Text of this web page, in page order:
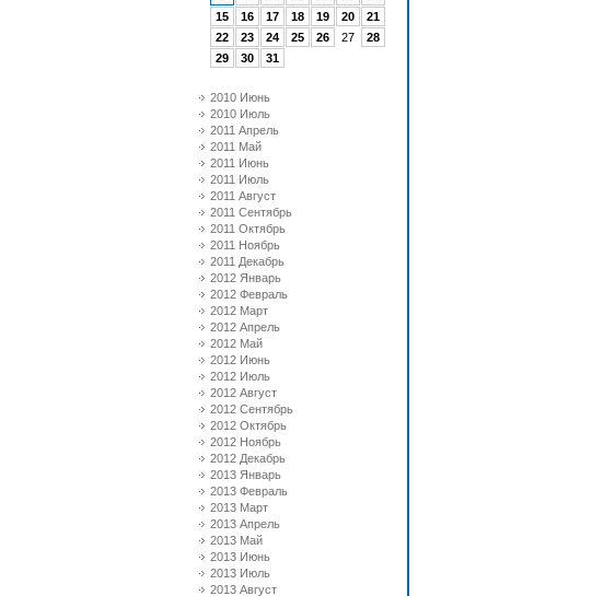
15
16 17 18 19 20
21
22
23 24 25 26 27
28
29
30 31
2010 Июнь
2010 Июль
2011 Апрель
2011 Май
2011 Июнь
2011 Июль
2011 Август
2011 Сентябрь
2011 Октябрь
2011 Ноябрь
2011 Декабрь
2012 Январь
2012 Февраль
2012 Март
2012 Апрель
2012 Май
2012 Июнь
2012 Июль
2012 Август
2012 Сентябрь
2012 Октябрь
2012 Ноябрь
2012 Декабрь
2013 Январь
2013 Февраль
2013 Март
2013 Апрель
2013 Май
2013 Июнь
2013 Июль
2013 Август